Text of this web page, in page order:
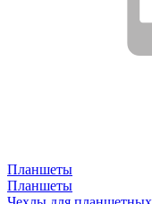
Планшеты
Планшеты